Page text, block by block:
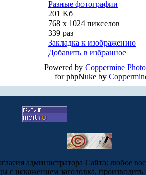
Разные фотографии
201 Kб
768 x 1024 пикселов
339 раз
Закладка к изображению
Добавить в избранное
Powered by Coppermine
for phpNuke by
администратора Сайта: любое
с искажением заголовка,